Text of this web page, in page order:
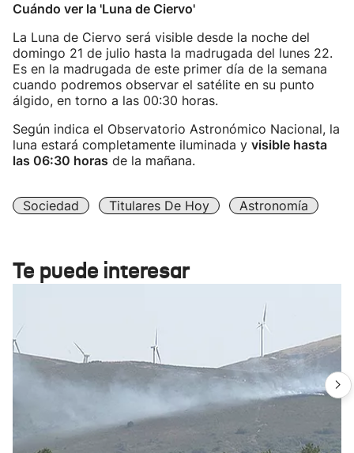
Cuándo ver la 'Luna de Ciervo'
La Luna de Ciervo será visible desde la noche del
domingo 21 de julio hasta la madrugada del lunes 22.
Es en la madrugada de este primer día de la semana
cuando podremos observar el satélite en su punto
álgido, en torno a las 00:30 horas.
Según indica el Observatorio Astronómico Nacional, la
luna estará completamente iluminada y visible hasta
las 06:30 horas de la mañana.
Sociedad Titulares De Hoy Astronomía
Te puede interesar